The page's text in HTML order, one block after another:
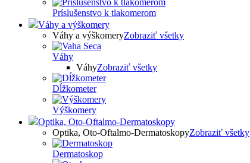
Príslušenstvo k tlakomerom
Váhy a výškomery
Váhy a výškomeryZobraziť všetky
Váhy
VáhyZobraziť všetky
Dĺžkometer
Výškomery
Optika, Oto-Oftalmo-Dermatoskopy
Optika, Oto-Oftalmo-DermatoskopyZobraziť všetky
Dermatoskop